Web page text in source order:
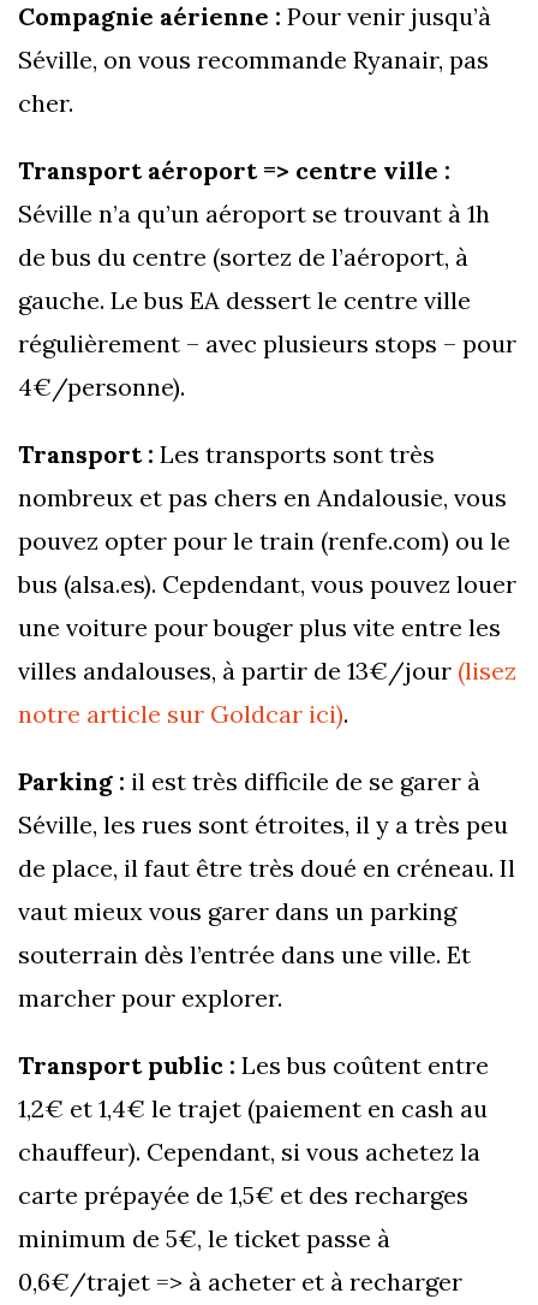
Compagnie aérienne : Pour venir jusqu’à
Séville, on vous recommande Ryanair, pas
cher.
Transport aéroport => centre ville :
Séville n’a qu’un aéroport se trouvant à 1h
de bus du centre (sortez de l’aéroport, à
gauche. Le bus EA dessert le centre ville
régulièrement – avec plusieurs stops – pour
4€/personne).
Transport : Les transports sont très
nombreux et pas chers en Andalousie, vous
pouvez opter pour le train (renfe.com) ou le
bus (alsa.es). Cepdendant, vous pouvez louer
une voiture pour bouger plus vite entre les
villes andalouses, à partir de 13€/jour (lisez
notre article sur Goldcar ici).
Parking : il est très difficile de se garer à
Séville, les rues sont étroites, il y a très peu
de place, il faut être très doué en créneau. Il
vaut mieux vous garer dans un parking
souterrain dès l’entrée dans une ville. Et
marcher pour explorer.
Transport public : Les bus coûtent entre
1,2€ et 1,4€ le trajet (paiement en cash au
chauffeur). Cependant, si vous achetez la
carte prépayée de 1,5€ et des recharges
minimum de 5€, le ticket passe à
0,6€/trajet => à acheter et à recharger